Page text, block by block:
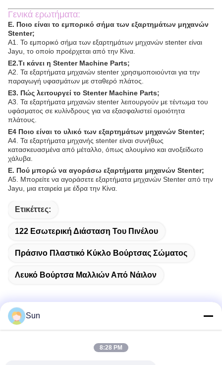
Γενικά ερωτήματα:
Ε. Ποιο είναι το εμπορικό σήμα των εξαρτημάτων μηχανών
Stenter;
Α1. Το εμπορικό σήμα των εξαρτημάτων μηχανών stenter είναι
Jayu, το οποίο προέρχεται από την Κίνα.
Ε2.Τι κάνει η Stenter Machine Parts;
Α2. Τα εξαρτήματα μηχανών stenter χρησιμοποιούνται για την
παραγωγή υφασμάτων με σταθερό πλάτος.
Ε3. Πώς λειτουργεί το Stenter Machine Parts;
Α3. Τα εξαρτήματα μηχανών stenter λειτουργούν με τέντωμα του
υφάσματος σε κυλίνδρους για να εξασφαλιστεί ομοιότητα
πλάτους.
Ε4 Ποιο είναι το υλικό των εξαρτημάτων μηχανών Stenter;
Α4. Τα εξαρτήματα μηχανής stenter είναι συνήθως
κατασκευασμένα από μέταλλο, όπως αλουμίνιο και ανοξείδωτο
χάλυβα.
Ε. Πού μπορώ να αγοράσω εξαρτήματα μηχανών Stenter;
Α5. Μπορείτε να αγοράσετε εξαρτήματα μηχανών Stenter από την
Jayu, μια εταιρεία με έδρα την Κίνα.
Ετικέττες:
122 Εσωτερική Διάσταση Του Πινέλου
Πράσινο Πλαστικό Κύκλο Βούρτσας Σώματος
Λευκό Βούρτσα Μαλλιών Από Νάιλον
Sun
8:28 PM